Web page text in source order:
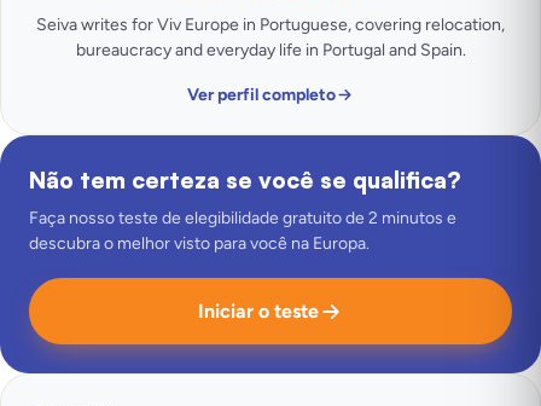
Seiva writes for Viv Europe in Portuguese, covering relocation,
bureaucracy and everyday life in Portugal and Spain.
Ver perfil completo
Não tem certeza se você se qualifica?
Faça nosso teste de elegibilidade gratuito de 2 minutos e
descubra o melhor visto para você na Europa.
Iniciar o teste